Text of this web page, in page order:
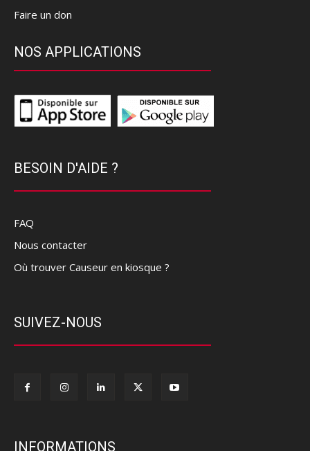
Faire un don
NOS APPLICATIONS
BESOIN D'AIDE ?
FAQ
Nous contacter
Où trouver Causeur en kiosque ?
SUIVEZ-NOUS
INFORMATIONS